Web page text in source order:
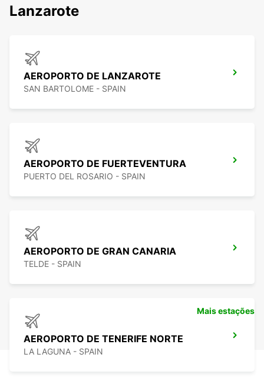
Lanzarote
AEROPORTO DE LANZAROTE
SAN BARTOLOME - SPAIN
AEROPORTO DE FUERTEVENTURA
PUERTO DEL ROSARIO - SPAIN
AEROPORTO DE GRAN CANARIA
TELDE - SPAIN
AEROPORTO DE TENERIFE NORTE
LA LAGUNA - SPAIN
Mais estações